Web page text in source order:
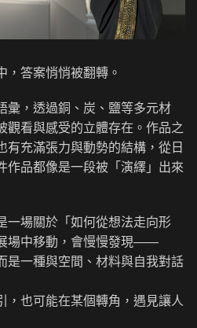
，答案悄悄被翻轉。
彙，透過銅、炭、鹽等多元材
觀看與感受的立體存在。作品之
有充滿張力與動勢的結構，從日
作品都像是一段被「演繹」出來
一場關於「如何從想法走向形
場中移動，會慢慢發現——
是一種與空間、材料與自我對話
，也可能在某個轉角，遇見讓人